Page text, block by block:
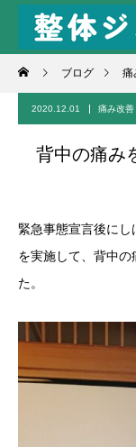
ブログ 痛
2020.12.01 痛み改善
背中の痛み
緊急事態宣言後にし
を実施して、背中
た。